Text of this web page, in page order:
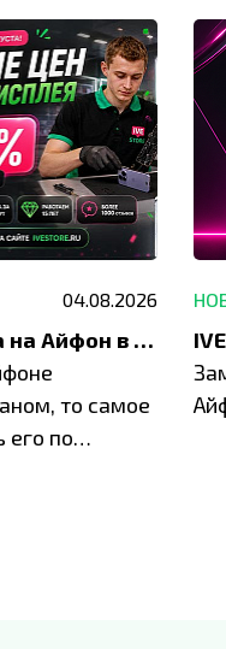
04.08.2026
Замена экрана на Айфон в Москве и Балашихе
то самое
его по